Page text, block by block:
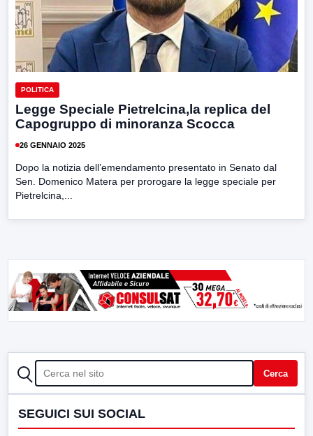
POLITICA
Legge Speciale Pietrelcina,la replica del
Capogruppo di minoranza Scocca
26 GENNAIO 2025
Dopo la notizia dell’emendamento presentato in Senato dal
Sen. Domenico Matera per prorogare la legge speciale per
Pietrelcina,...
CERCA Cerca
SEGUICI SUI SOCIAL